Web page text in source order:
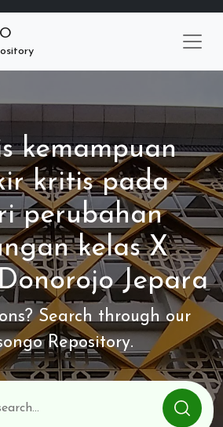
kemampuan
kritis pada
perubahan
kelas X
Jepara
Search through our
Repository.